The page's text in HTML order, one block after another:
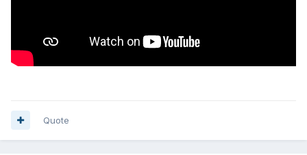
Quote